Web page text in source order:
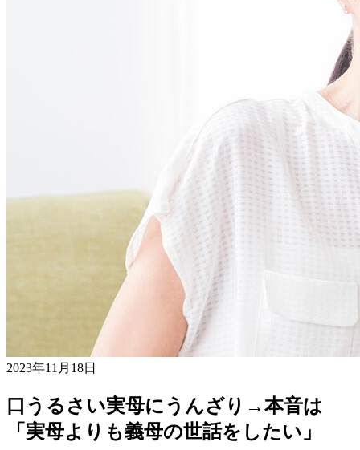
2023年11月18日
口うるさい実母にうんざり→本音は
「実母よりも義母の世話をしたい」